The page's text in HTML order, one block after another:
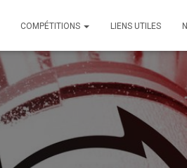
COMPÉTITIONS LIENS UTILES